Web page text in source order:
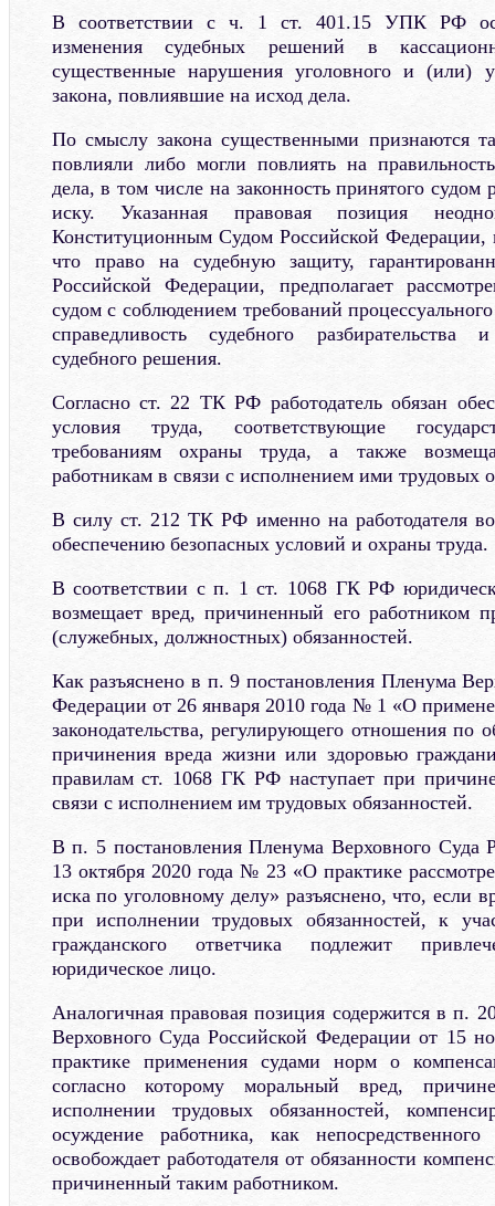
В соответствии с ч. 1 ст. 401.15 УПК РФ
изменения судебных решений в
существенные нарушения уголовного и (или)
закона, повлиявшие на исход дела.
По смыслу закона существенными признаются
повлияли либо могли повлиять на
дела, в том числе на законность принятого
иску. Указанная правовая позиция
Конституционным Судом Российской Федерации,
что право на судебную защиту,
Российской Федерации, предполагает
судом с соблюдением требований
справедливость судебного разбирательства
судебного решения.
Согласно ст. 22 ТК РФ работодатель обязан
условия труда, соответствующие
требованиям охраны труда, а также
работникам в связи с исполнением ими трудовых
В силу ст. 212 ТК РФ именно на работодателя
обеспечению безопасных условий и охраны труда.
В соответствии с п. 1 ст. 1068 ГК РФ
возмещает вред, причиненный его работником
(служебных, должностных) обязанностей.
Как разъяснено в п. 9 постановления Пленума
Федерации от 26 января 2010 года № 1 «О
законодательства, регулирующего отношения по
причинения вреда жизни или здоровью
правилам ст. 1068 ГК РФ наступает при
связи с исполнением им трудовых обязанностей.
В п. 5 постановления Пленума Верховного Суда
13 октября 2020 года № 23 «О практике
иска по уголовному делу» разъяснено, что, если
при исполнении трудовых обязанностей, к
гражданского ответчика подлежит
юридическое лицо.
Аналогичная правовая позиция содержится в п.
Верховного Суда Российской Федерации от 15
практике применения судами норм о
согласно которому моральный вред,
исполнении трудовых обязанностей,
осуждение работника, как
освобождает работодателя от обязанности
причиненный таким работником.